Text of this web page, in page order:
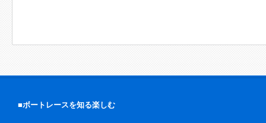
■ボートレースを知る楽しむ